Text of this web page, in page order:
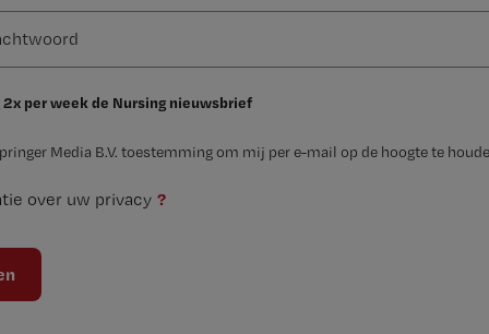
2x per week de Nursing nieuwsbrief
Media B.V. toestemming om mij per e-mail op de hoogte te
over uw privacy ?